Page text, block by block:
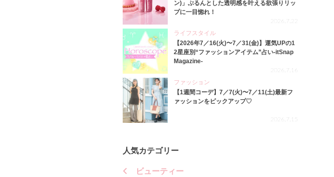
ン)」ぷるんとした透明感を叶える欲張りリッ
プに一目惚れ！
2026.7.22
ライフスタイル
【2026年7／16(火)〜7／31(金)】運気UPの1
2星座別“ファッションアイテム”占い-itSnap
Magazine-
2026.7.16
ファッション
【1週間コーデ】7／7(火)〜7／11(土)最新フ
ァッションをピックアップ♡
2026.7.15
人気カテゴリー
ビューティー